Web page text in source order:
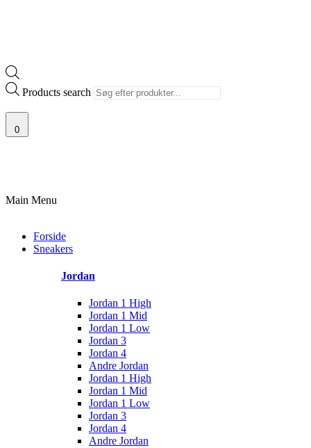
Products search
0
Main Menu
Forside
Sneakers
Jordan
Jordan 1 High
Jordan 1 Mid
Jordan 1 Low
Jordan 3
Jordan 4
Andre Jordan
Jordan 1 High
Jordan 1 Mid
Jordan 1 Low
Jordan 3
Jordan 4
Andre Jordan